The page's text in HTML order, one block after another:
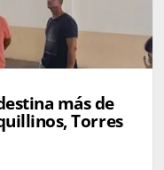
más de
Torres